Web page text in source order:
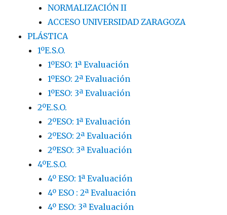
NORMALIZACIÓN II
ACCESO UNIVERSIDAD ZARAGOZA
PLÁSTICA
1ºE.S.O.
1ºESO: 1ª Evaluación
1ºESO: 2ª Evaluación
1ºESO: 3ª Evaluación
2ºE.S.O.
2ºESO: 1ª Evaluación
2ºESO: 2ª Evaluación
2ºESO: 3ª Evaluación
4ºE.S.O.
4º ESO: 1ª Evaluación
4º ESO : 2ª Evaluación
4º ESO: 3ª Evaluación